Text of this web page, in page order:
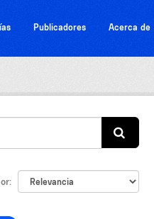
Publicadores Acerca de